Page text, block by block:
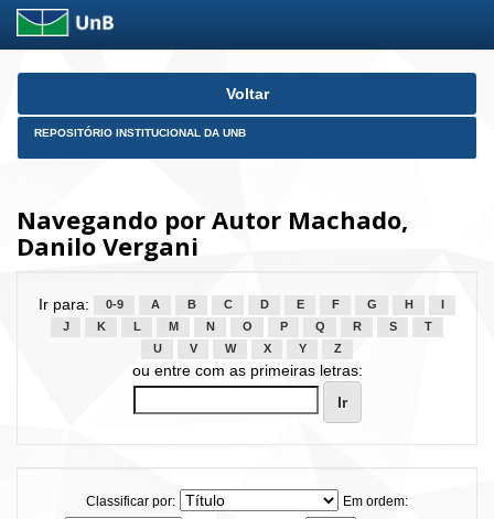
Skip
Voltar
REPOSITÓRIO INSTITUCIONAL DA UNB
Navegando por Autor Machado,
Danilo Vergani
Ir para: 0-9 A B C D E F G H
J
K L M N O P Q R S
T
U
V W X Y Z
ou entre com as primeiras letras:
Classificar por:
Em ordem: